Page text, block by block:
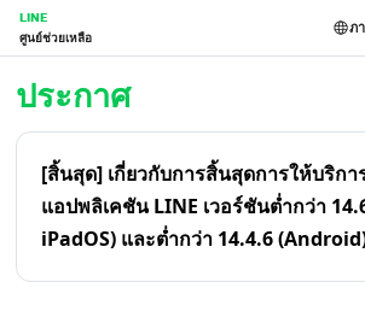
LINE
ศูนย์ช่วยเหลือ
ภ
ประกาศ
[สิ้นสุด] เกี่ยวกับการสิ้นสุดการให้บริกา
แอปพลิเคชัน LINE เวอร์ชันต่ำกว่า
iPadOS) และต่ำกว่า 14.4.6